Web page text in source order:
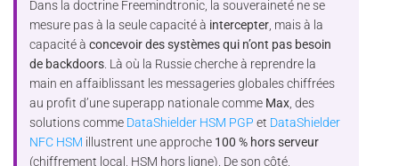
Dans la doctrine Freemindtronic, la souveraineté ne se
mesure pas à la seule capacité à intercepter , mais à la
capacité àconcevoir des systèmes qui n’ont pas besoin
de backdoors . Là où la Russie cherche à reprendre la
main en affaiblissant les messageries globales chiffrées
au profit d’une superapp nationale comme Max , des
solutions comme DataShielder HSM PGP et DataShielder
NFC HSM illustrent une approche 100 % hors serveur
(chiffrement local, HSM hors ligne). De son côté,